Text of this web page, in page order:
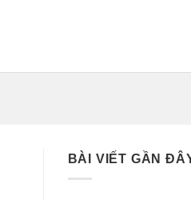
BÀI VIẾT GẦN